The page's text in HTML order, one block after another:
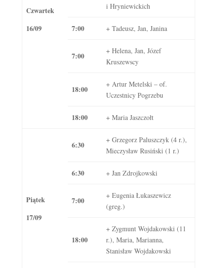
Czwartek
16/09
i Hryniewickich
7:00 + Tadeusz, Jan, Janina
7:00
+ Helena, Jan, Józef
Kruszewscy
18:00
+ Artur Metelski – of.
Uczestnicy Pogrzebu
18:00 + Maria Jaszczołt
Piątek
17/09
6:30
+ Grzegorz Paluszczyk (4 r.),
Mieczysław Rusiński (1 r.)
6:30 + Jan Zdrojkowski
7:00
+ Eugenia Łukaszewicz
(greg.)
18:00
+ Zygmunt Wojdakowski (11
r.), Maria, Marianna,
Stanisław Wojdakowski